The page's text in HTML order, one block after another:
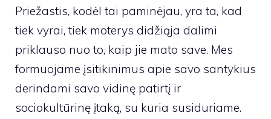
Priežastis, kodėl tai paminėjau, yra ta, kad
tiek vyrai, tiek moterys didžiąja dalimi
priklauso nuo to, kaip jie mato save. Mes
formuojame įsitikinimus apie savo santykius
derindami savo vidinę patirtį ir
sociokultūrinę įtaką, su kuria susiduriame.